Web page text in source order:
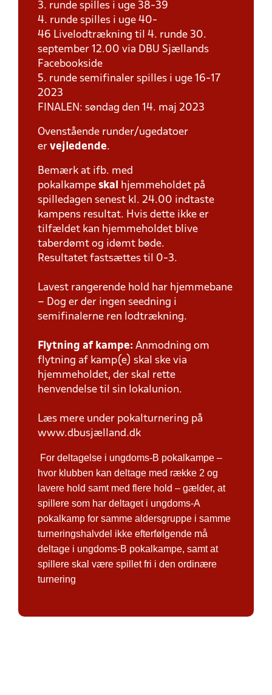
3. runde spilles i uge 38-39
4. runde spilles i uge 40-
46 Livelodtrækning til 4. runde 30.
september 12.00 via DBU Sjællands
Facebookside
5. runde semifinaler spilles i uge 16-17
2023
FINALEN: søndag den 14. maj 2023
Ovenstående runder/ugedatoer
er vejledende.
Bemærk at ifb. med
pokalkampe skal
hjemmeholdet på
spilledagen senest kl. 24.00 indtaste
kampens resultat. Hvis dette ikke er
tilfældet kan hjemmeholdet blive
taberdømt og idømt bøde.
Resultatet fastsættes til 0-3.
Lavest rangerende hold har hjemmebane
– Dog er der ingen seedning i
semifinalerne ren lodtrækning.
Flytning af kampe: Anmodning om
flytning af kamp(e) skal ske via
hjemmeholdet, der skal rette
henvendelse til sin lokalunion.
Læs mere under pokalturnering på
www.dbusjælland.dk
For deltagelse i ungdoms-B pokalkampe –
hvor klubben kan deltage med række 2 og
lavere hold samt med flere hold – gælder, at
spillere som har deltaget i ungdoms-A
pokalkamp for samme aldersgruppe i samme
turneringshalvdel ikke efterfølgende må
deltage i ungdoms-B pokalkampe, samt at
spillere skal være spillet fri i den ordinære
turnering